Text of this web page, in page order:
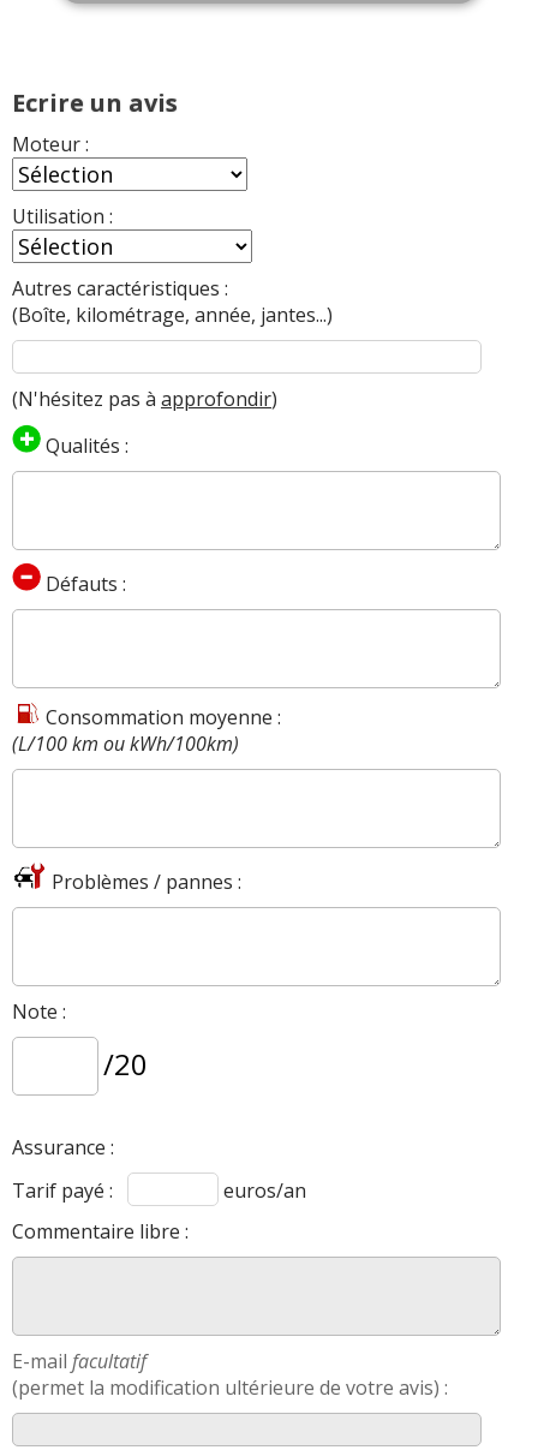
Ecrire un avis
Moteur :
Utilisation :
Autres caractéristiques :
(Boîte, kilométrage, année, jantes...)
(N'hésitez pas à approfondir)
Qualités :
Défauts :
Consommation moyenne :
(L/100 km ou kWh/100km)
Problèmes / pannes :
Note :
/20
Assurance :
Tarif payé :
euros/an
Commentaire libre :
E-mail facultatif
(permet la modification ultérieure de votre avis) :